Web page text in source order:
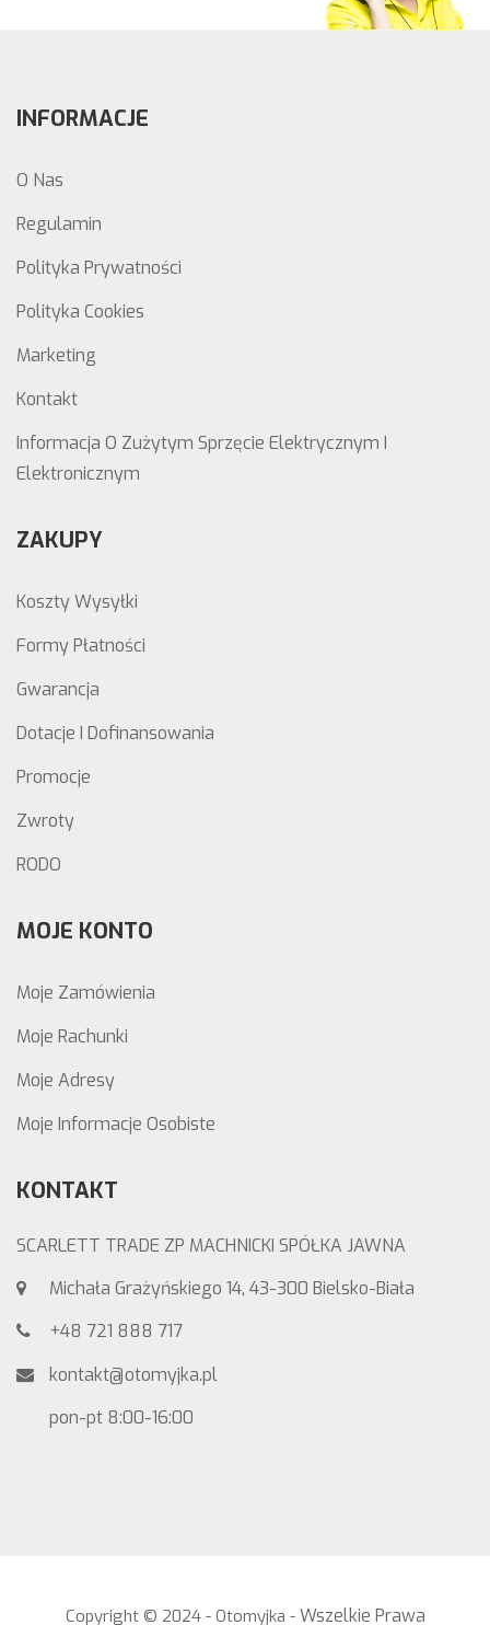
INFORMACJE
O Nas
Regulamin
Polityka Prywatności
Polityka Cookies
Marketing
Kontakt
Informacja O Zużytym Sprzęcie Elektrycznym I
Elektronicznym
ZAKUPY
Koszty Wysyłki
Formy Płatności
Gwarancja
Dotacje I Dofinansowania
Promocje
Zwroty
RODO
MOJE KONTO
Moje Zamówienia
Moje Rachunki
Moje Adresy
Moje Informacje Osobiste
KONTAKT
SCARLETT TRADE ZP MACHNICKI SPÓŁKA JAWNA
Michała Grażyńskiego 14, 43-300 Bielsko-Biała
+48 721 888 717
kontakt@otomyjka.pl
pon-pt 8:00-16:00
Copyright © 2024 - Otomyjka - Wszelkie Prawa